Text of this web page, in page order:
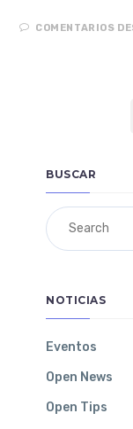
COMENTARIOS
BUSCAR
NOTICIAS
Eventos
Open News
Open Tips